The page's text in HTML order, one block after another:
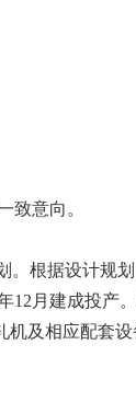
致意向。
根据设计规
12月建成投产
及相应配套